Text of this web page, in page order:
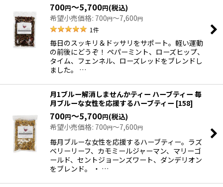
700円～5,700円(税込)
希望小売価格: 700円～7,600円
1件
毎日のスッキリ＆ドッサリをサポート。軽い運動
の前後にどうぞ！ ペパーミント、ローズヒップ、
タイム、フェンネル、ローズレッドをブレンドし
ました。 …
月1ブルー解消しませんかティー ハーブティー 毎
月ブルーな女性を応援するハーブティー [158]
700円～5,700円(税込)
希望小売価格: 700円～7,600円
毎月ブルーな女性を応援するハーブティー。ラズ
ベリーリーフ、カモミールジャーマン、マリーゴ
ールド、セントジョーンズワート、ダンデリオン
をブレンド。 ・ …